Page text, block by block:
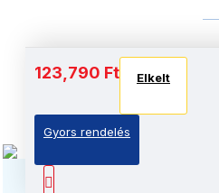
123,790 Ft Elkelt
Gyors rendelés
Akkumulátor